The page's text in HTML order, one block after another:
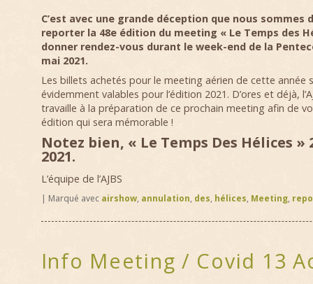
C’est avec une grande déception que nous sommes
reporter la 48e édition du meeting « Le Temps des
donner rendez-vous durant le week-end de la
mai 2021.
Les billets achetés pour le meeting aérien de cette année
évidemment valables pour l’édition 2021. D’ores et déjà,
travaille à la préparation de ce prochain meeting afin de
édition qui sera mémorable !
Notez bien, « Le Temps Des Hélices »
2021.
L’équipe de l’AJBS
| Marqué avec airshow, annulation, des, hélices, Meeting,
Info Meeting / Covid 13